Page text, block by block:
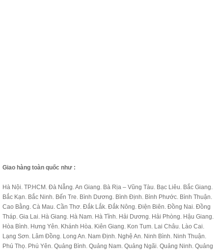
Giao hàng toàn quốc như :
Hà Nội. TP.HCM. Đà Nẵng. An Giang. Bà Rịa – Vũng Tàu. Bạc Liêu. Bắc Giang.
Bắc Kạn. Bắc Ninh. Bến Tre. Bình Dương. Bình Định. Bình Phước. Bình Thuận.
Cao Bằng. Cà Mau. Cần Thơ. Đắk Lắk. Đắk Nông. Điện Biên. Đồng Nai. Đồng
Tháp. Gia Lai. Hà Giang. Hà Nam. Hà Tĩnh. Hải Dương. Hải Phòng. Hậu Giang.
Hòa Bình. Hưng Yên. Khánh Hòa. Kiên Giang. Kon Tum. Lai Châu. Lào Cai.
Lạng Sơn. Lâm Đồng. Long An. Nam Định. Nghệ An. Ninh Bình. Ninh Thuận.
Phú Thọ. Phú Yên. Quảng Bình. Quảng Nam. Quảng Ngãi. Quảng Ninh. Quảng